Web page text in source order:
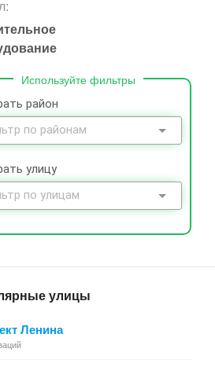
Используйте фильтры
район
улицу
улицы
Ленина